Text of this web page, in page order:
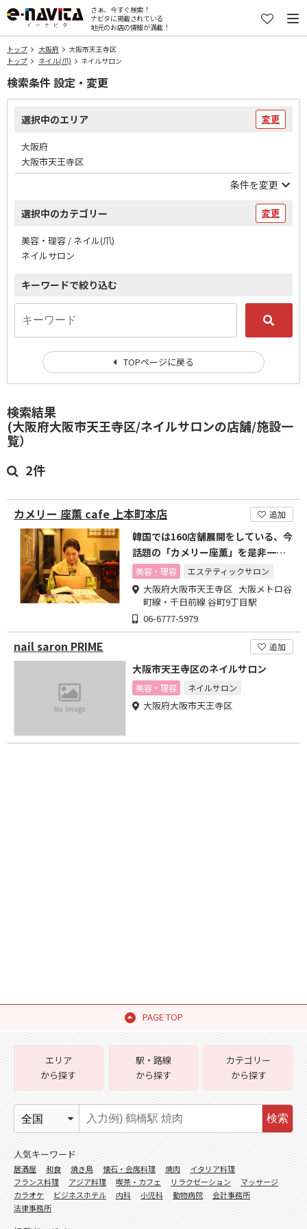
さぁ、今すぐ検索！
ナビタに掲載されている
地元のお店の情報が満載！
トップ 大阪府
大阪市天王寺区
トップ
ネイル(爪) ネイルサロン
検索結果
(大阪府大阪市天王寺区/ネイルサロンの店舗/施設一
覧）
2件
カメリー 座薫 cafe 上本町本店 追加
韓国では160店舗展開をしている、今
話題の「カメリー座薫」を是非一度
体験してみてください!
美容・理容 エステティックサロン
大阪府大阪市天王寺区 大阪メトロ谷
町線・千日前線 谷町9丁目駅
06-6777-5979
nail saron PRIME 追加
大阪市天王寺区のネイルサロン
美容・理容 ネイルサロン
大阪府大阪市天王寺区
検索条件 設定・変更
選択中のエリア 変更
大阪府
大阪市天王寺区
条件を変更
選択中のカテゴリー 変更
美容・理容 / ネイル(爪)
ネイルサロン
キーワードで絞り込む
TOPページに戻る
PAGE TOP
エリア
から探す
駅・路線
から探す
カテゴリー
から探す
検索
人気キーワード
居酒屋 和食 焼き鳥 懐石・会席料理 焼肉
イタリア料理
フランス料理
アジア料理 喫茶・カフェ リラクゼーション
マッサージ
カラオケ
ビジネスホテル 内科 小児科 動物病院
会計事務所
法律事務所